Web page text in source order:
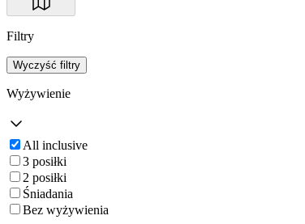
Filtry
Wyczyść filtry
Wyżywienie
All inclusive
3 posiłki
2 posiłki
Śniadania
Bez wyżywienia